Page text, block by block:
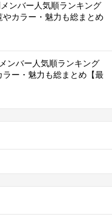
ンバー人気順ランキング
カラー・魅力も総まとめ
ンバー人気順ランキング
ー・魅力も総まとめ【最